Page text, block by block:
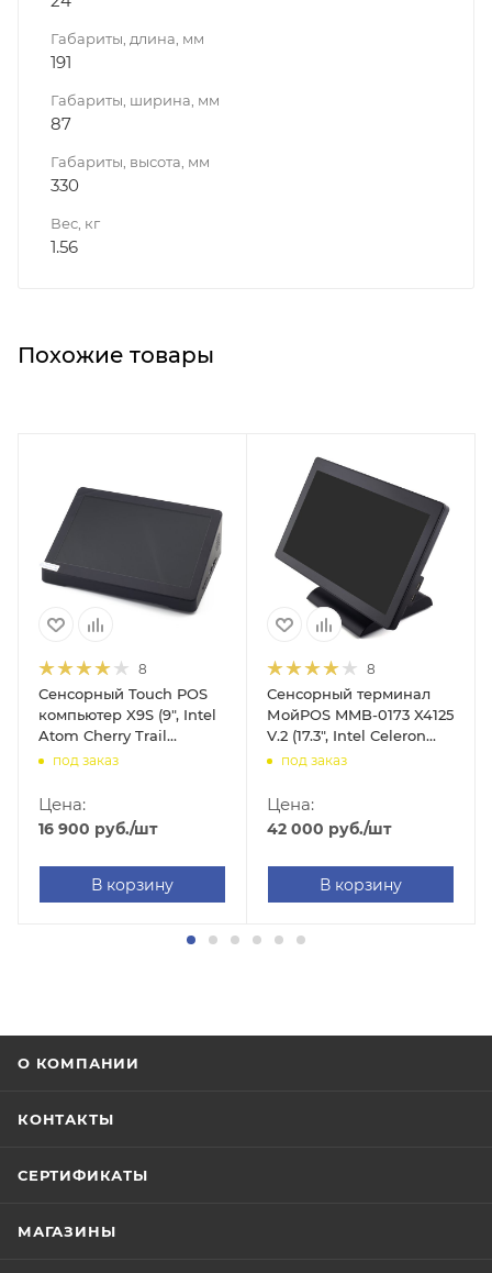
Габариты, длина, мм
191
Габариты, ширина, мм
87
Габариты, высота, мм
330
Вес, кг
1.56
Похожие товары
8
Сенсорный Touch POS
компьютер X9S (9", Intel
Atom Cherry Trail
Z8350F, 2GB/32GB,
Windows 10 Home)
под заказ
Цена:
16 900 руб./шт
В корзину
8
Сенсорный терминал
МойPOS MMB-0173 X4125
V.2 (17.3", Intel Celeron
J4125, 8GB/128GB, MSR,
под заказ
Цена:
42 000 руб./шт
В корзину
О КОМПАНИИ
КОНТАКТЫ
СЕРТИФИКАТЫ
МАГАЗИНЫ